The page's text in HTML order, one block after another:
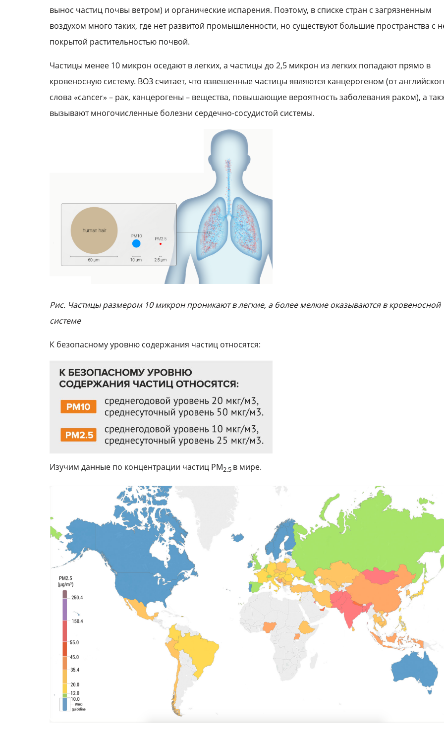
вынос частиц почвы ветром) и органические испарения. Поэтому, в списке стран с загрязненным
воздухом много таких, где нет развитой промышленности, но существуют большие пространства с
покрытой растительностью почвой.
Частицы менее 10 микрон оседают в легких, а частицы до 2,5 микрон из легких попадают прямо в
кровеносную систему. ВОЗ считает, что взвешенные частицы являются канцерогеном (от
слова «cancer» – рак, канцерогены – вещества, повышающие вероятность заболевания раком), а
вызывают многочисленные болезни сердечно-сосудистой системы.
Рис. Частицы размером 10 микрон проникают в легкие, а более мелкие оказываются в кровеносной
системе
К безопасному уровню содержания частиц относятся:
Изучим данные по концентрации частиц РМ2.5 в мире.